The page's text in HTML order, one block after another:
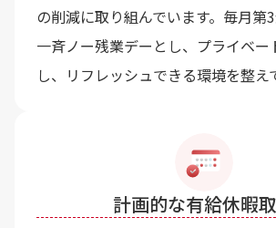
の削減に取り組んでいます。毎月第
一斉ノー残業デーとし、プライベー
し、リフレッシュできる環境を整え
計画的な有給休暇